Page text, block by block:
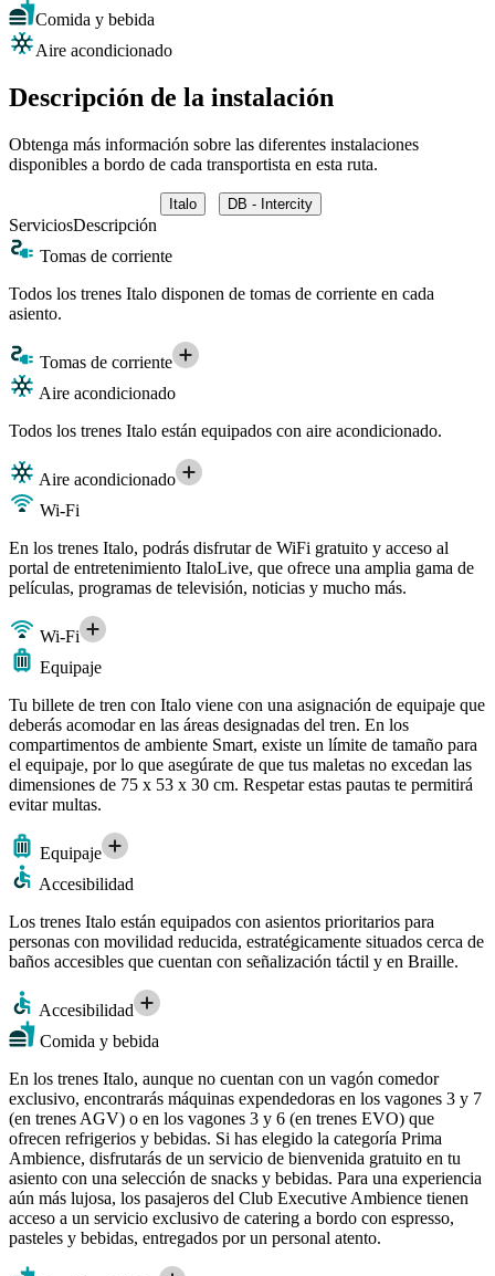
Comida y bebida
Aire acondicionado
Descripción de la instalación
Obtenga más información sobre las diferentes instalaciones
disponibles a bordo de cada transportista en esta ruta.
Italo DB - Intercity
ServiciosDescripción
Tomas de corriente
Todos los trenes Italo disponen de tomas de corriente en cada
asiento.
Tomas de corriente
Aire acondicionado
Todos los trenes Italo están equipados con aire acondicionado.
Aire acondicionado
Wi-Fi
En los trenes Italo, podrás disfrutar de WiFi gratuito y acceso al
portal de entretenimiento ItaloLive, que ofrece una amplia gama de
películas, programas de televisión, noticias y mucho más.
Wi-Fi
Equipaje
Tu billete de tren con Italo viene con una asignación de equipaje que
deberás acomodar en las áreas designadas del tren. En los
compartimentos de ambiente Smart, existe un límite de tamaño para
el equipaje, por lo que asegúrate de que tus maletas no excedan las
dimensiones de 75 x 53 x 30 cm. Respetar estas pautas te permitirá
evitar multas.
Equipaje
Accesibilidad
Los trenes Italo están equipados con asientos prioritarios para
personas con movilidad reducida, estratégicamente situados cerca de
baños accesibles que cuentan con señalización táctil y en Braille.
Accesibilidad
Comida y bebida
En los trenes Italo, aunque no cuentan con un vagón comedor
exclusivo, encontrarás máquinas expendedoras en los vagones 3 y 7
(en trenes AGV) o en los vagones 3 y 6 (en trenes EVO) que
ofrecen refrigerios y bebidas. Si has elegido la categoría Prima
Ambience, disfrutarás de un servicio de bienvenida gratuito en tu
asiento con una selección de snacks y bebidas. Para una experiencia
aún más lujosa, los pasajeros del Club Executive Ambience tienen
acceso a un servicio exclusivo de catering a bordo con espresso,
pasteles y bebidas, entregados por un personal atento.